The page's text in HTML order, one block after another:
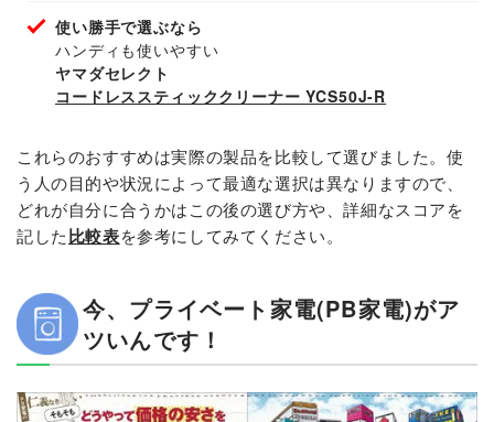
使い勝手で選ぶなら
ハンディも使いやすい
ヤマダセレクト
コードレススティッククリーナー YCS50J-R
これらのおすすめは実際の製品を比較して選びました。使
う人の目的や状況によって最適な選択は異なりますので、
どれが自分に合うかはこの後の選び方や、詳細なスコアを
記した比較表を参考にしてみてください。
今、プライベート家電(PB家電)がア
ツいんです！